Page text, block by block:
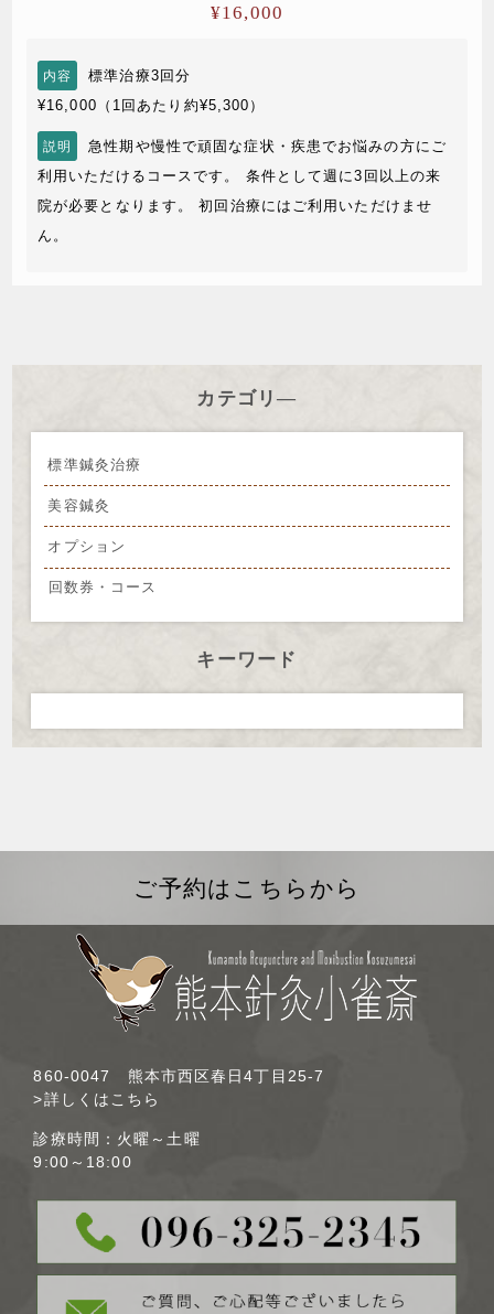
¥16,000
内容
標準治療3回分
¥16,000（1回あたり約¥5,300）
説明
急性期や慢性で頑固な症状・疾患でお悩みの方にご
利用いただけるコースです。
条件として週に3回以上の来
院が必要となります。
初回治療にはご利用いただけませ
ん。
カテゴリ―
標準鍼灸治療
美容鍼灸
オプション
回数券・コース
キーワード
ご予約はこちらから
860-0047 熊本市西区春日4丁目25-7
>詳しくはこちら
診療時間：火曜～土曜
9:00～18:00